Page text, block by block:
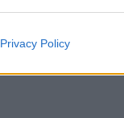
Privacy Policy